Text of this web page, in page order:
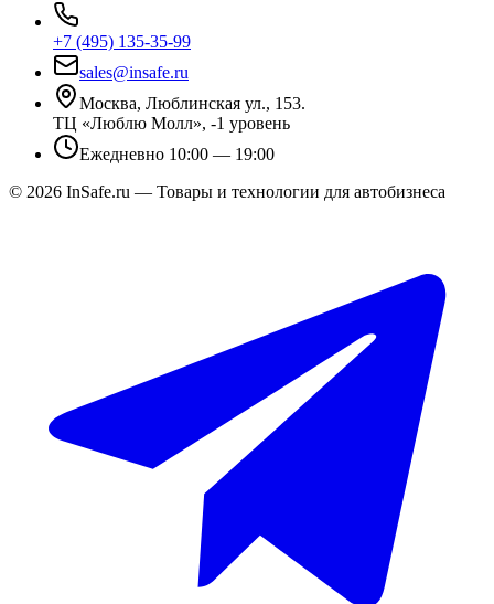
+7 (495) 135-35-99
sales@insafe.ru
Москва, Люблинская ул., 153.
ТЦ «Люблю Молл», -1 уровень
Ежедневно 10:00 — 19:00
© 2026 InSafe.ru — Товары и технологии для автобизнеса